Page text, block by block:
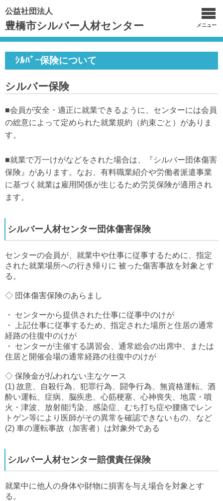
公益社団法人
豊橋市シルバー人材センター メニュー
ｼﾙﾊﾞｰ保険について
シルバー保険
■会員が安全・適正に就業できるように、センターには会員
の総意によって定められた就業規約（約束ごと）がありま
す。
■就業で万一けがなどをされた場合は、『シルバー団体傷害
保険』があります。なお、有料職業紹介や労働者派遣事業
に基づく就業は雇用関係が生じるため労災保険が適用され
ます。
シルバー人材センター団体傷害保険
センターの会員が、就業中や仕事に従事するために、指定
された就業場所への行き帰りに 被った傷害事故を対象とす
る。
◇ 団体傷害保険のあらまし
・ センターから提供された仕事に従事中のけが
・ 上記仕事に従事するため、指定された場所と住居の通常
経路の往復中のけが
・ センターが主催する講習会、通常総会の出席中、または
住居と開催会場の通常経路の往復中のけが
◇ 保険金が払われない主なケース
(1) 故意、自殺行為、犯罪行為、闘争行為、無資格運転、酒
酔い運転、症病、脳疾患、心筋梗塞、心神喪失、地震・噴
火・津波、放射能汚染、感染症、むち打ち症や腰痛でレン
トゲン等により医師がその異常を確認できないもの、など
(2) 車の運転事故（加害者）は対象外である
シルバー人材センター賠償責任保険
就業中に他人の身体や財物に損害を与え場合を対象とす
る。